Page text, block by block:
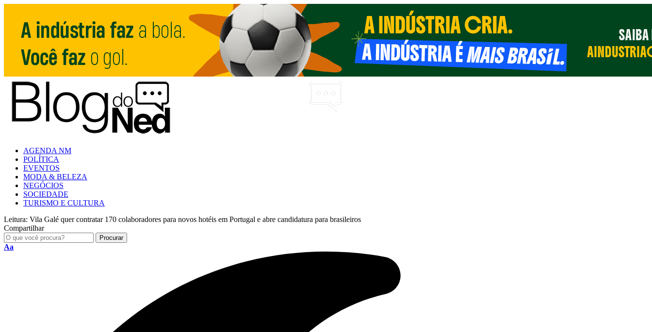
AGENDA NM
POLÍTICA
EVENTOS
MODA & BELEZA
NEGÓCIOS
SOCIEDADE
TURISMO E CULTURA
Leitura: Vila Galé quer contratar 170 colaboradores para novos hotéis em Portugal e abre candidatura para brasileiros
Compartilhar
Aa